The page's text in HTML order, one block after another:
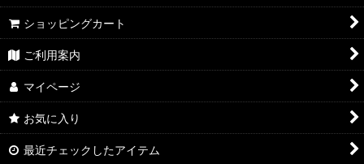
ショッピングカート
ご利用案内
マイページ
お気に入り
最近チェックしたアイテム